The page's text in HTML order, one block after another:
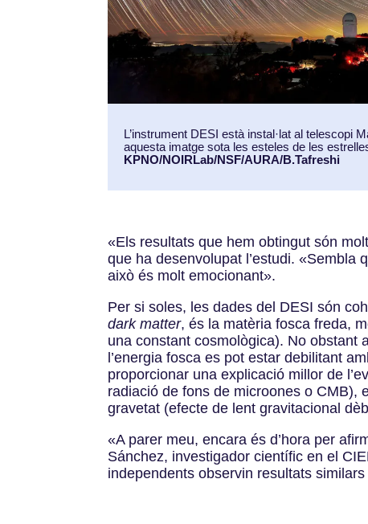
L’instrument DESI està instal·lat al telescopi
aquesta imatge sota les esteles de les
KPNO/NOIRLab/NSF/AURA/B.Tafreshi
«Els resultats que hem obtingut són
que ha desenvolupat l’estudi. «Sembla
això és molt emocionant».
Per si soles, les dades del DESI són
dark matter, és la matèria fosca freda,
una constant cosmològica). No obstant
l’energia fosca es pot estar debilitant
proporcionar una explicació millor de
radiació de fons de microones o CMB),
gravetat (efecte de lent gravitacional
«A parer meu, encara és d’hora per
Sánchez, investigador científic en el
independents observin resultats